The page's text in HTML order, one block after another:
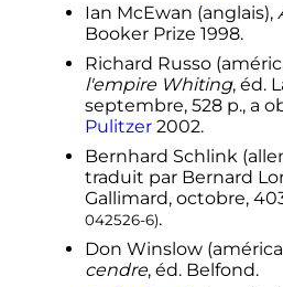
Ian McEwan (anglais),
Booker Prize 1998.
Richard Russo
l'empire Whiting, éd.
septembre, 528 p., a
Pulitzer2002.
Bernhard Schlink
traduit par Bernard
Gallimard, octobre,
042526-6).
Don Winslow
cendre, éd. Belfond.